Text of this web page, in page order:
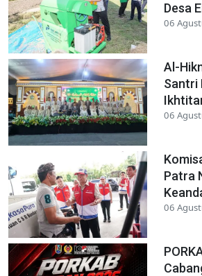
Desa
06
Al-
Santri
06
Patra
06